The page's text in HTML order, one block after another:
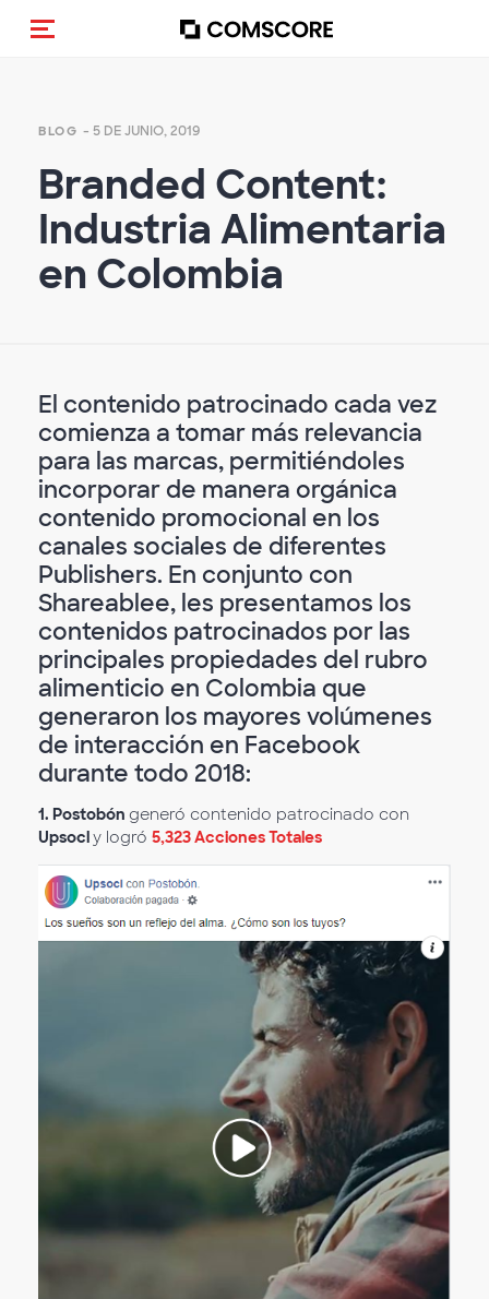
(Des)activar la navegación
BLOG - 5 DE JUNIO, 2019
Branded Content:
Industria Alimentaria
en Colombia
El contenido patrocinado cada vez
comienza a tomar más relevancia
para las marcas, permitiéndoles
incorporar de manera orgánica
contenido promocional en los
canales sociales de diferentes
Publishers. En conjunto con
Shareablee, les presentamos los
contenidos patrocinados por las
principales propiedades del rubro
alimenticio en Colombia que
generaron los mayores volúmenes
de interacción en Facebook
durante todo 2018:
1. Postobón generó contenido patrocinado con
Upsocly logró 5,323 Acciones Totales